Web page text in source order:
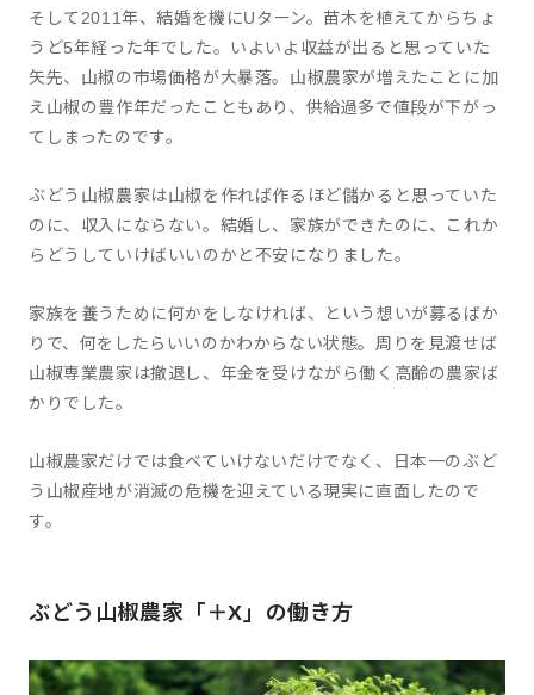
そして2011年、結婚を機にUターン。苗木を植えてからちょ
うど5年経った年でした。いよいよ収益が出ると思っていた
矢先、山椒の市場価格が大暴落。山椒農家が増えたことに加
え山椒の豊作年だったこともあり、供給過多で値段が下がっ
てしまったのです。
ぶどう山椒農家は山椒を作れば作るほど儲かると思っていた
のに、収入にならない。結婚し、家族ができたのに、これか
らどうしていけばいいのかと不安になりました。
家族を養うために何かをしなければ、という想いが募るばか
りで、何をしたらいいのかわからない状態。周りを見渡せば
山椒専業農家は撤退し、年金を受けながら働く高齢の農家ば
かりでした。
山椒農家だけでは食べていけないだけでなく、日本一のぶど
う山椒産地が消滅の危機を迎えている現実に直面したので
す。
ぶどう山椒農家「＋X」の働き方